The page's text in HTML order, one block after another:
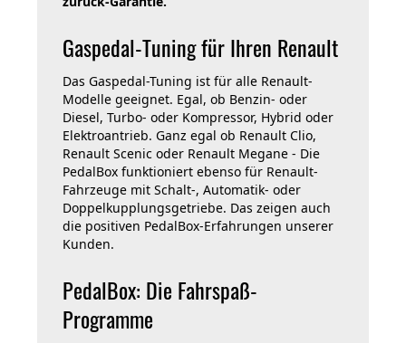
Gaspedal-Tuning für Ihren Renault
Das Gaspedal-Tuning ist für alle Renault-
Modelle geeignet. Egal, ob Benzin- oder
Diesel, Turbo- oder Kompressor, Hybrid oder
Elektroantrieb. Ganz egal ob Renault Clio,
Renault Scenic oder Renault Megane - Die
PedalBox funktioniert ebenso für Renault-
Fahrzeuge mit Schalt-, Automatik- oder
Doppelkupplungsgetriebe. Das zeigen auch
die positiven PedalBox-Erfahrungen unserer
Kunden.
PedalBox: Die Fahrspaß-
Programme